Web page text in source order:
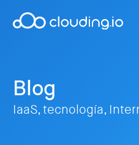
Blog
IaaS, tecnología,